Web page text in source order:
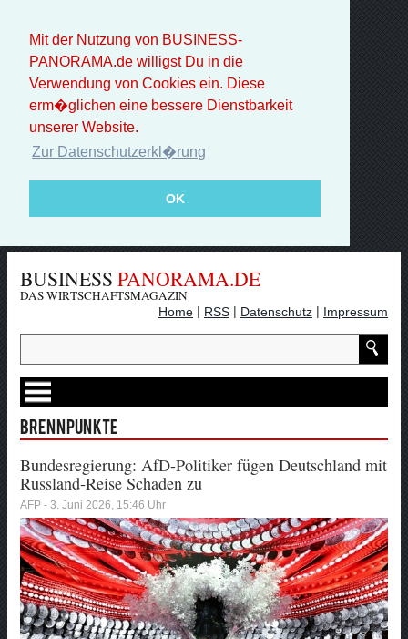
Mit der Nutzung von BUSINESS-
PANORAMA.de willigst Du in die
Verwendung von Cookies ein. Diese
erm�glichen eine bessere Dienstbarkeit
unserer Website.
Zur Datenschutzerkl�rung
OK
BUSINESS PANORAMA.DE
DAS WIRTSCHAFTSMAGAZIN
Home | RSS | Datenschutz | Impressum
Brennpunkte
Bundesregierung: AfD-Politiker fügen Deutschland mit
Russland-Reise Schaden zu
AFP - 3. Juni 2026, 15:46 Uhr